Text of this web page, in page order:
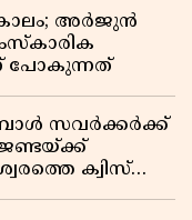
അർജുൻ
പോകുന്നത്
സവർക്കർക്ക്
ക്വിസ്